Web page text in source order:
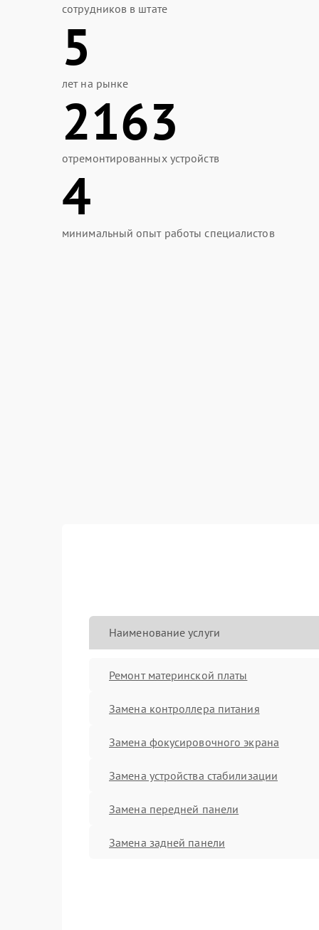
сотрудников в штате
5
лет на рынке
2163
отремонтированных устройств
4
минимальный опыт работы специалистов
Наименование услуги
Ремонт материнской платы
Замена контроллера питания
Замена фокусировочного экрана
Замена устройства стабилизации
Замена передней панели
Замена задней панели